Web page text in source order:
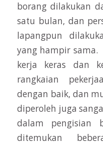
borang dilakukan
satu bulan, dan
lapangpun
yang hampir
kerja keras dan
rangkaian
dengan baik, dan
diperoleh juga
dalam pengisian
ditemukan